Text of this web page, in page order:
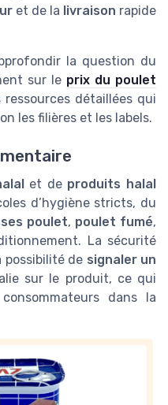
et de la livraison rapide
la question du
sur le prix du poulet
ressources détaillées qui
les filières et les labels.
et de produits halal
d’hygiène stricts, du
poulet, poulet fumé,
La sécurité
possibilité de signaler un
sur le produit, ce qui
dans la